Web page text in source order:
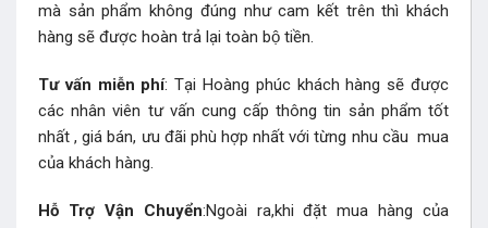
mà sản phẩm không đúng như cam kết trên thì khách
hàng sẽ được hoàn trả lại toàn bộ tiền.
Tư vấn miễn phí: Tại Hoàng phúc khách hàng sẽ được
các nhân viên tư vấn cung cấp thông tin sản phẩm tốt
nhất , giá bán, ưu đãi phù hợp nhất với từng nhu cầu mua
của khách hàng.
Hỗ Trợ Vận Chuyển:Ngoài ra,khi đặt mua hàng của